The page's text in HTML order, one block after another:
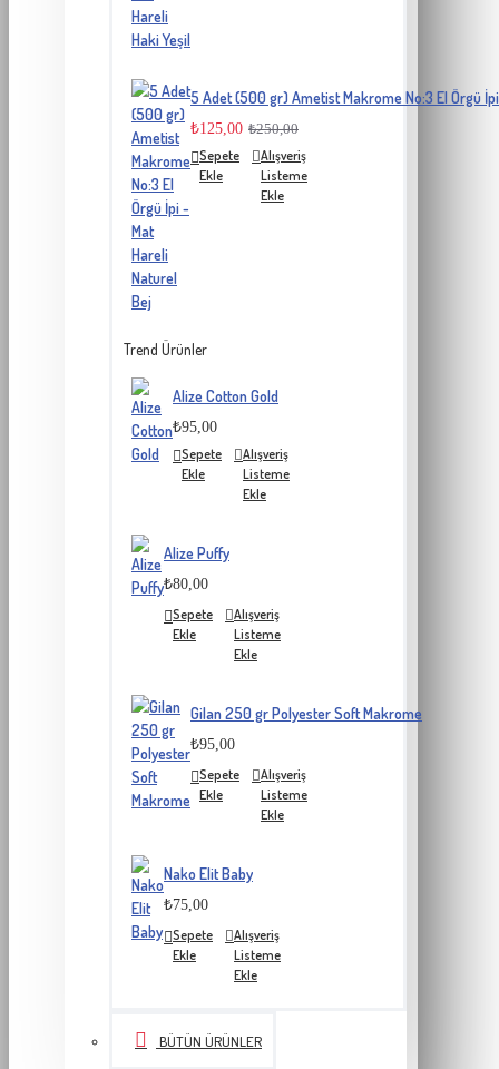
5 Adet (500 gr) Ametist Makrome No:3 El Örgü
₺125,00 ₺250,00
Sepete
Ekle
Alışveriş
Listeme
Ekle
Trend Ürünler
Alize Cotton Gold
₺95,00
Sepete
Ekle
Alışveriş
Listeme
Ekle
Alize Puffy
₺80,00
Sepete
Ekle
Alışveriş
Listeme
Ekle
Gilan 250 gr Polyester Soft Makrome
₺95,00
Sepete
Ekle
Alışveriş
Listeme
Ekle
Nako Elit Baby
₺75,00
Sepete
Ekle
Alışveriş
Listeme
Ekle
BÜTÜN ÜRÜNLER